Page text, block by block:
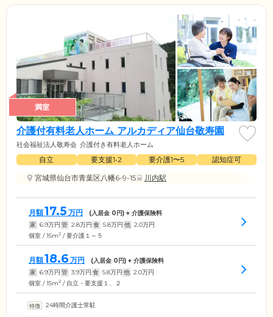
満室
介護付有料老人ホーム アルカディア仙台敬寿園
社会福祉法人敬寿会 介護付き有料老人ホーム
自立 要支援1•2 要介護1〜5
認知症可
宮城県仙台市青葉区八幡6-9-15
川内駅
月額17.5 万円 (入居金 0円) + 介護保険料
家 6.9万円 管 2.8万円 食 5.8万円 他 2.0万円
個室 / 15m2 / 要介護１～５
月額18.6 万円 (入居金 0円) + 介護保険料
家 6.9万円 管 3.9万円 食 5.8万円 他 2.0万円
個室 / 15m2 / 自立・要支援１、２
24時間介護士常駐